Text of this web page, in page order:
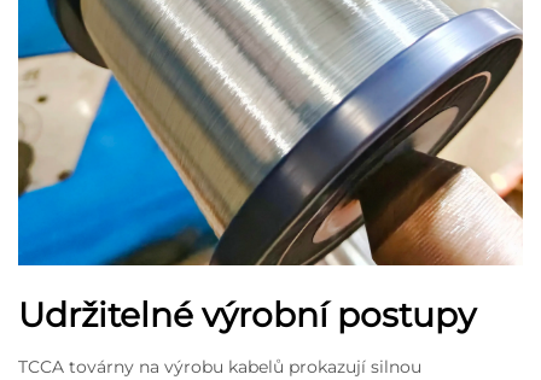
Udržitelné výrobní postupy
TCCA továrny na výrobu kabelů prokazují silnou